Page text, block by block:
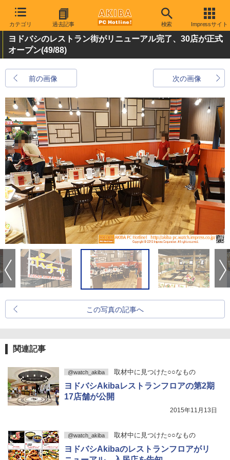
カテゴリ 過去記事 検索 Impressサイト
ヨドバシのレストラン街がリニューアル完了、30店が正式
オープン(49/88)
前の画像 次の画像
この写真の記事へ
関連記事
@watch_akiba 取材中に見つけた○○なもの
ヨドバシAkibaレストランフロアの第2期
17店舗が公開
2015年11月13日
@watch_akiba 取材中に見つけた○○なもの
ヨドバシAkibaのレストランフロアがリ